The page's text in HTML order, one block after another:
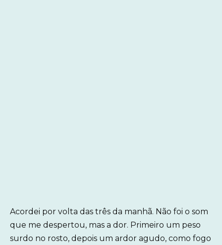
Acordei por volta das três da manhã. Não foi o som
que me despertou, mas a dor. Primeiro um peso
surdo no rosto, depois um ardor agudo, como fogo